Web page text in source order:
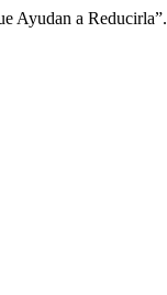
Ayudan a Reducirla”.